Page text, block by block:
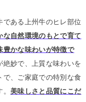
である上州牛のヒレ部位
な自然環境のもとで育て
豊かな味わいが特徴で
妙で、上質な味わいを
で、ご家庭での特別な食
。美味しさと品質にこだ